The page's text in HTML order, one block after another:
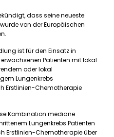
dass seine neueste
von der Europäischen
ist für den Einsatz in
Patienten mit lokal
oder lokal
Lungenkrebs
Erstlinien-Chemotherapie
Kombination mediane
Lungenkrebs Patienten
Erstlinien-Chemotherapie über